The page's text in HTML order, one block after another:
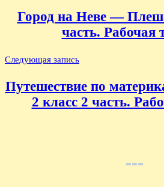
записям
Город на Неве —
часть. Рабочая
Следующая запись
Путешествие по
2 класс 2 часть.